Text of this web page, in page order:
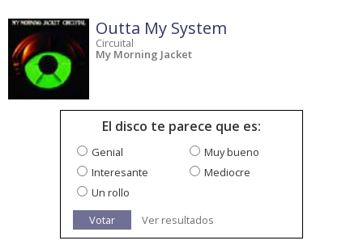
Outta My System
Circuital
My Morning Jacket
El disco te parece que es:
Genial
Muy bueno
Interesante
Mediocre
Un rollo
Votar
Ver resultados